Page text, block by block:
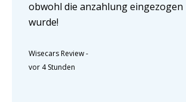
obwohl die anzahlung eingezogen
wurde!
Wisecars Review-
vor 4 Stunden